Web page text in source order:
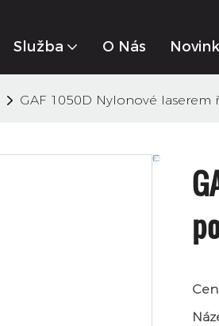
Služba O Nás
GAF 1050D Nylonové